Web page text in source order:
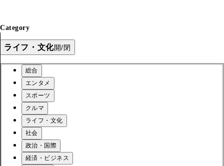
Category
ライフ・文化開/閉
総合
エンタメ
スポーツ
クルマ
ライフ・文化
社会
政治・国際
経済・ビジネス